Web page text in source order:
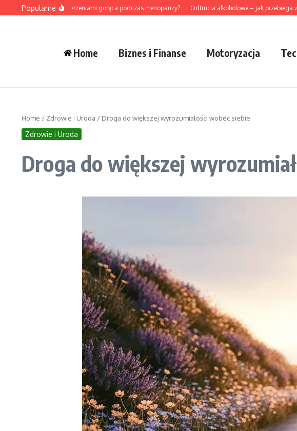
Przejdź do treści
Popularne
radzić sobie z uderzeniami gorąca podczas menopauzy? Odtrucia alkoholowe – jak przebiega wizyta
Home Biznes i Finanse Motoryzacja
Home / Zdrowie i Uroda / Droga do większej wyrozumiałości wobec siebie
Zdrowie i Uroda
Droga do większej